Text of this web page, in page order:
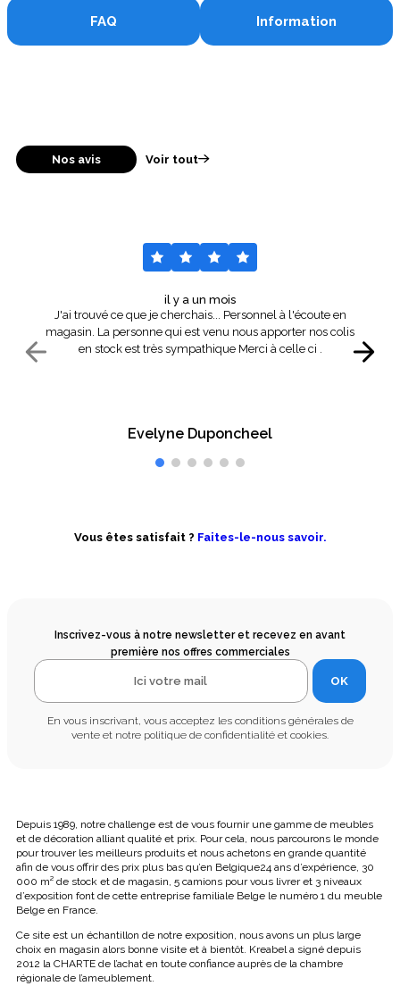
FAQ Information
Nos avis Voir tout
il y a un mois
J'ai trouvé ce que je cherchais... Personnel à l'écoute en
magasin. La personne qui est venu nous apporter nos colis
en stock est très sympathique Merci à celle ci .
Evelyne Duponcheel
Vous êtes satisfait ? Faites-le-nous savoir.
Inscrivez-vous à notre newsletter et recevez en avant
première nos offres commerciales
OK
En vous inscrivant, vous acceptez les conditions générales de
vente et notre politique de confidentialité et cookies.
Depuis 1989, notre challenge est de vous fournir une gamme de meubles
et de décoration alliant qualité et prix. Pour cela, nous parcourons le monde
pour trouver les meilleurs produits et nous achetons en grande quantité
afin de vous offrir des prix plus bas qu’en Belgique24 ans d’expérience, 30
000 m² de stock et de magasin, 5 camions pour vous livrer et 3 niveaux
d’exposition font de cette entreprise familiale Belge le numéro 1 du meuble
Belge en France.
Ce site est un échantillon de notre exposition, nous avons un plus large
choix en magasin alors bonne visite et à bientôt. Kreabel a signé depuis
2012 la CHARTE de l’achat en toute confiance auprès de la chambre
régionale de l’ameublement.